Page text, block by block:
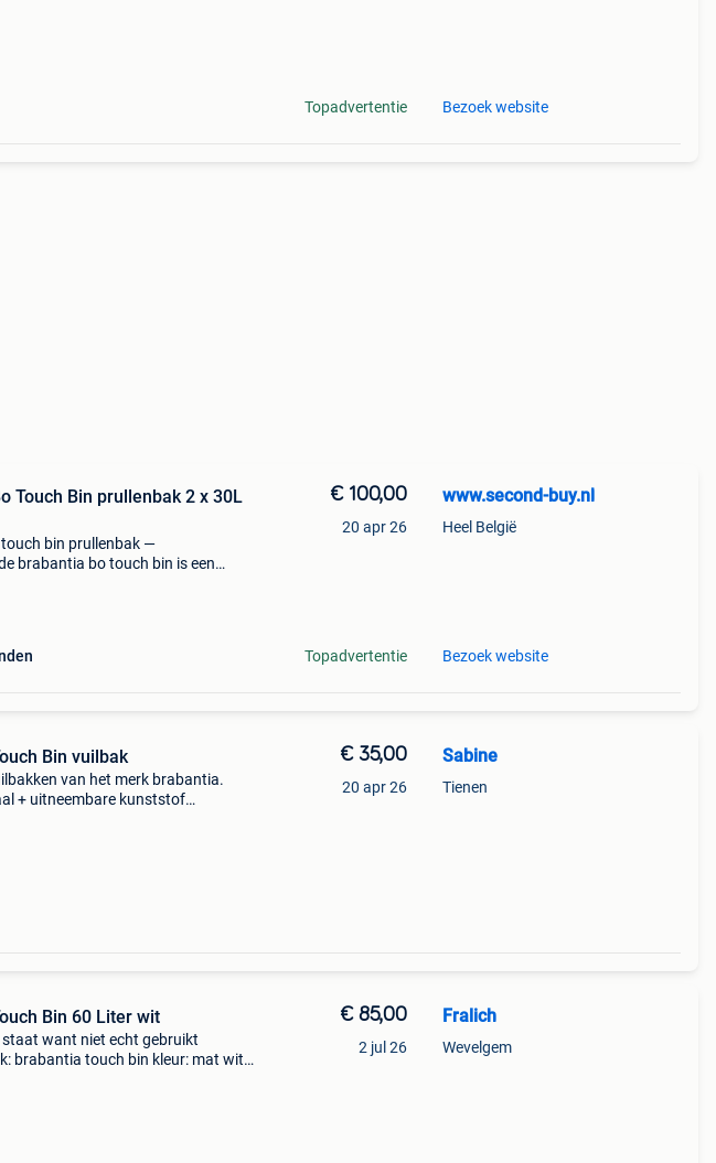
Topadvertentie Bezoek website
Touch Bin prullenbak 2 x 30L
bin prullenbak —
brabantia bo touch bin is een
€ 100,00
20 apr 26
Topadvertentie
www.second-buy.nl
Heel België
Bezoek website
Bin vuilbak
van het merk brabantia.
+ uitneembare kunststof
€ 35,00
20 apr 26
Sabine
Tienen
Bin 60 Liter wit
staat want niet echt gebruikt
brabantia touch bin kleur: mat wit
€ 85,00
2 jul 26
Fralich
Wevelgem